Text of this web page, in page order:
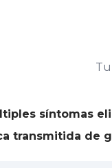
síntomas
transmitida de